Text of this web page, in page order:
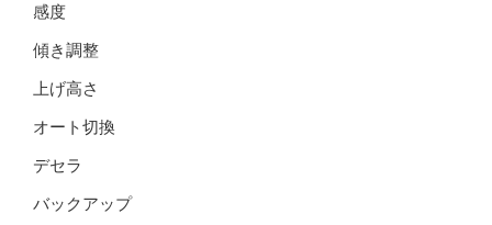
感度
傾き調整
上げ高さ
オート切換
デセラ
バックアップ